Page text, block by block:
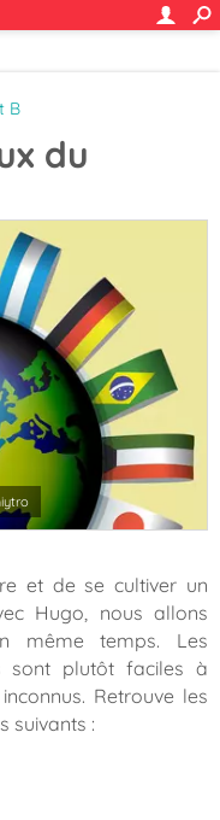
B
du
et de se cultiver un
Hugo, nous allons
même temps. Les
sont plutôt faciles à
Retrouve les
suivants :